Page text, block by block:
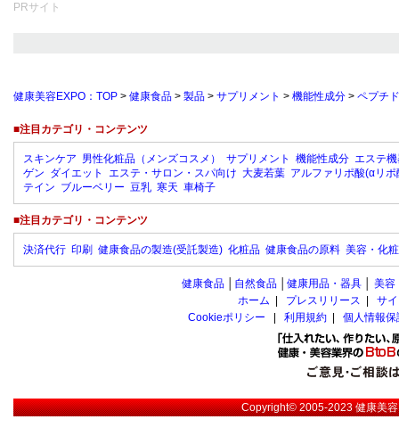
PRサイト
健康美容EXPO：TOP > 健康食品 > 製品 > サプリメント > 機能性成分 > ペプチド
■注目カテゴリ・コンテンツ
スキンケア 男性化粧品（メンズコスメ） サプリメント 機能性成分 エステ
ゲン ダイエット エステ・サロン・スパ向け 大麦若葉 アルファリポ酸(αリポ
テイン ブルーベリー 豆乳 寒天 車椅子
■注目カテゴリ・コンテンツ
決済代行 印刷 健康食品の製造(受託製造) 化粧品 健康食品の原料 美容・化
健康食品 自然食品 健康用品・器具 美容
ホーム
プレスリリース
サ
Cookieポリシー
利用規約 個人情報
Copyright© 2005-2023健康美